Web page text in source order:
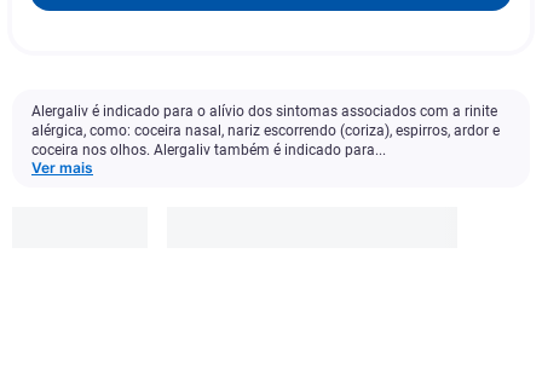
Alergaliv é indicado para o alívio dos sintomas associados com a rinite
alérgica, como: coceira nasal, nariz escorrendo (coriza), espirros, ardor e
coceira nos olhos. Alergaliv também é indicado para...
Ver mais